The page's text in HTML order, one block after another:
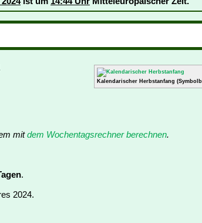
Kalendarischer Herbstanfang
mitdem Wochentagsrechner berechnen.
.
2024.